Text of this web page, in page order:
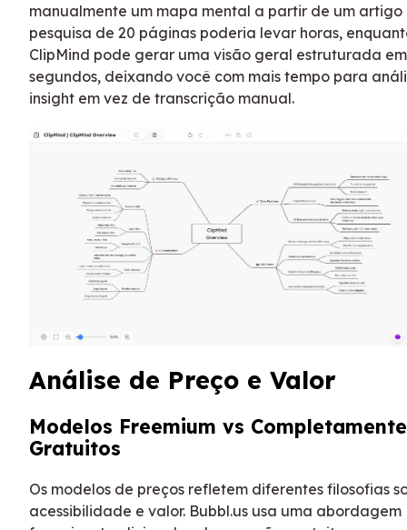
manualmente um mapa mental a partir de um artigo
pesquisa de 20 páginas poderia levar horas,
ClipMind pode gerar uma visão geral estruturada em
segundos, deixando você com mais tempo para
insight em vez de transcrição manual.
Análise de Preço e Valor
Modelos Freemium vs Completamente
Gratuitos
Os modelos de preços refletem diferentes filosofias
acessibilidade e valor. Bubbl.us usa uma abordagem